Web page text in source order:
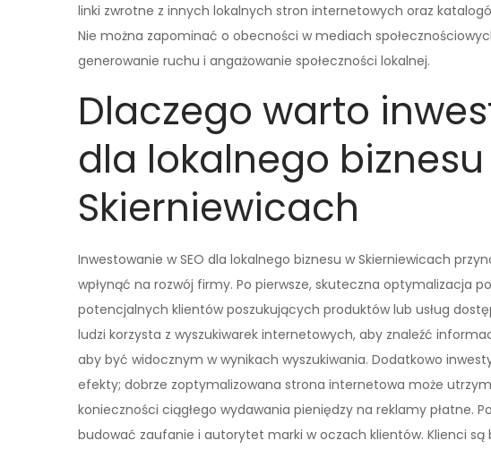
linki zwrotne z innych lokalnych stron internetowych oraz
Nie można zapominać o obecności w mediach
generowanie ruchu i angażowanie społeczności lokalnej.
Dlaczego warto
dla lokalnego
Skierniewicach
Inwestowanie w SEO dla lokalnego biznesu w Skierniewicach
wpłynąć na rozwój firmy. Po pierwsze, skuteczna optymalizacja
potencjalnych klientów poszukujących produktów lub usług
ludzi korzysta z wyszukiwarek internetowych, aby znaleźć
aby być widocznym w wynikach wyszukiwania. Dodatkowo
efekty; dobrze zoptymalizowana strona internetowa może
konieczności ciągłego wydawania pieniędzy na reklamy płatne.
budować zaufanie i autorytet marki w oczach klientów. Klienci są